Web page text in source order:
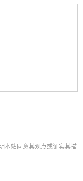
本站同意其观点或证实其描